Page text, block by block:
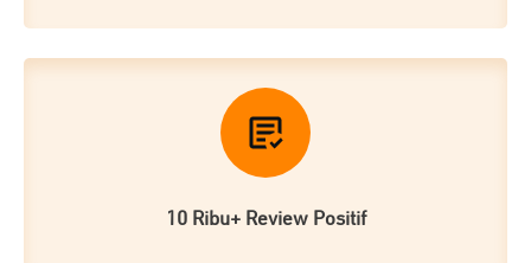
10 Ribu+ Review Positif